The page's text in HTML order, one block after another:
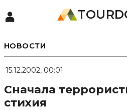
НОВОСТИ
15.12.2002, 00:01
Cначала
стихия